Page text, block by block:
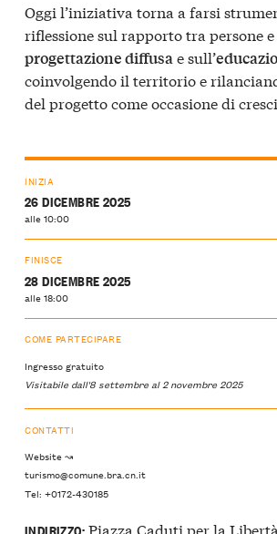
Oggi l’iniziativa torna a farsi
riflessione sul rapporto tra persone
progettazione diffusae sull’
coinvolgendo il territorio e
del progetto come occasione di
INIZIA
26 DICEMBRE 2025
alle 10:00
FINISCE
28 DICEMBRE 2025
alle 18:00
COME PARTECIPARE
Ingresso gratuito
Visitabile dall'8 settembre al 2 novembre 2025
CONTATTI
Website ↝
turismo@comune.bra.cn.it
Tel: +0172-430185
INDIRIZZO:Piazza Caduti per la